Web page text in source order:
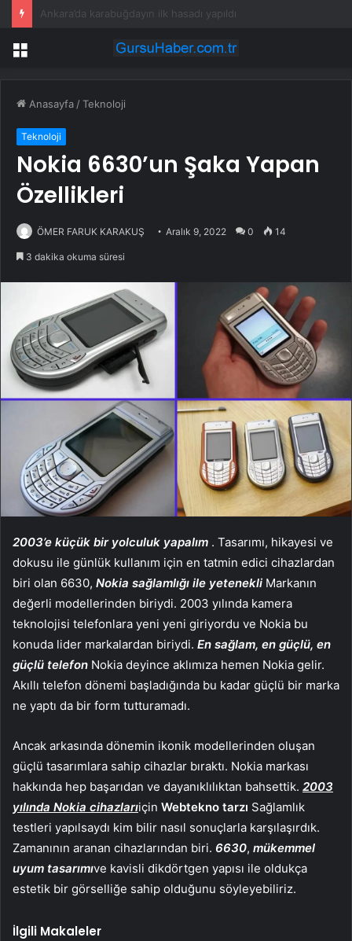
Menü
Anasayfa /Teknoloji
Teknoloji
Nokia 6630’un Şaka Yapan
Özellikleri
ÖMER FARUK KARAKUŞ Aralık 9, 2022 0 14
3 dakika okuma süresi
2003’e küçük bir yolculuk yapalım . Tasarımı, hikayesi ve
dokusu ile günlük kullanım için en tatmin edici cihazlardan
biri olan 6630, Nokia sağlamlığı ile yetenekli Markanın
değerli modellerinden biriydi. 2003 yılında kamera
teknolojisi telefonlara yeni yeni giriyordu ve Nokia bu
konuda lider markalardan biriydi. En sağlam, en güçlü, en
güçlü telefon Nokia deyince aklımıza hemen Nokia gelir.
Akıllı telefon dönemi başladığında bu kadar güçlü bir marka
ne yaptı da bir form tutturamadı.
Ancak arkasında dönemin ikonik modellerinden oluşan
güçlü tasarımlara sahip cihazlar bıraktı. Nokia markası
hakkında hep başarıdan ve dayanıklılıktan bahsettik. 2003
yılında Nokia cihazlarıiçin Webtekno tarzı Sağlamlık
testleri yapılsaydı kim bilir nasıl sonuçlarla karşılaşırdık.
Zamanının aranan cihazlarından biri. 6630, mükemmel
uyum tasarımıve kavisli dikdörtgen yapısı ile oldukça
estetik bir görselliğe sahip olduğunu söyleyebiliriz.
İlgili Makaleler